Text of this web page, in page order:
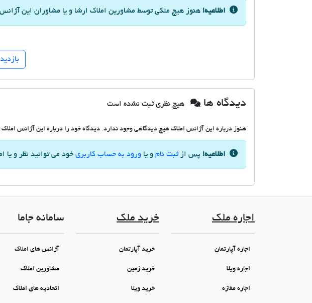
اطلاعیه! هنوز هیچ ملکی توسط مشاورین املاک ارشا و یا مشاوران این
دیدگاه ها هیچ نظری ثبت نشده است
هنوز درباره این آژانس املاک هیچ دیدگاهی وجود ندارد. دیدگاه خود را درباره این آژانس املاک
اطلاعیه! پس ازثبت نام و یا ورود به حساب کاربری خود می توانید نظر و یا
اجاره ملک
اجاره آپارتمان
اجاره ویلا
اجاره مغازه
خرید ملک
خرید آپارتمان
خرید زمین
خرید ویلا
سامانه جاما
آژانس های املاک
مشاورین املاک
اتحادیه های املاک